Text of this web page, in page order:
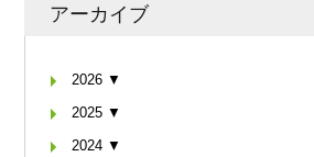
アーカイブ
2026 ▼
2025 ▼
2024 ▼